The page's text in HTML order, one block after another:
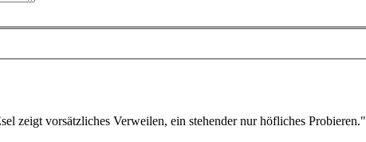
zeigt vorsätzliches Verweilen, ein stehender nur höfliches Probieren."